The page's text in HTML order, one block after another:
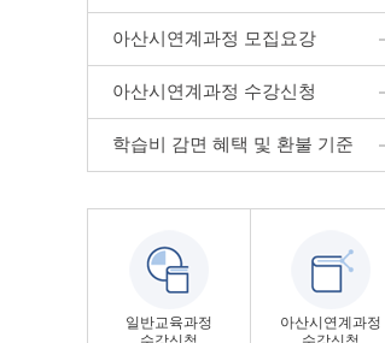
아산시연계과정 모집요강
아산시연계과정 수강신청
학습비 감면 혜택 및 환불 기준
일반교육과정
아산시연계과정